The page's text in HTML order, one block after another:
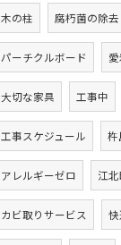
木の柱 腐朽菌の除去
パーチクルボード
大切な家具 工事中
工事スケジュール 杵
アレルギーゼロ 江
カビ取りサービス